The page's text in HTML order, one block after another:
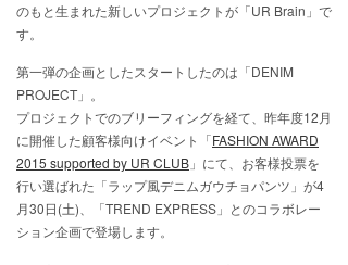
のもと生まれた新しいプロジェクトが「UR Brain」で
す。
第一弾の企画としたスタートしたのは「DENIM
PROJECT」。
プロジェクトでのブリーフィングを経て、昨年度12月
に開催した顧客様向けイベント「FASHION AWARD
2015 supported by UR CLUB 」にて、お客様投票を
行い選ばれた「ラップ風デニムガウチョパンツ」が4
月30日(土)、「TREND EXPRESS」とのコラボレー
ション企画で登場します。